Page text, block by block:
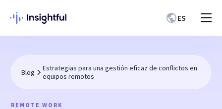
ES
Blog
Estrategias para una gestión eficaz de conflictos en
equipos remotos
REMOTE WORK